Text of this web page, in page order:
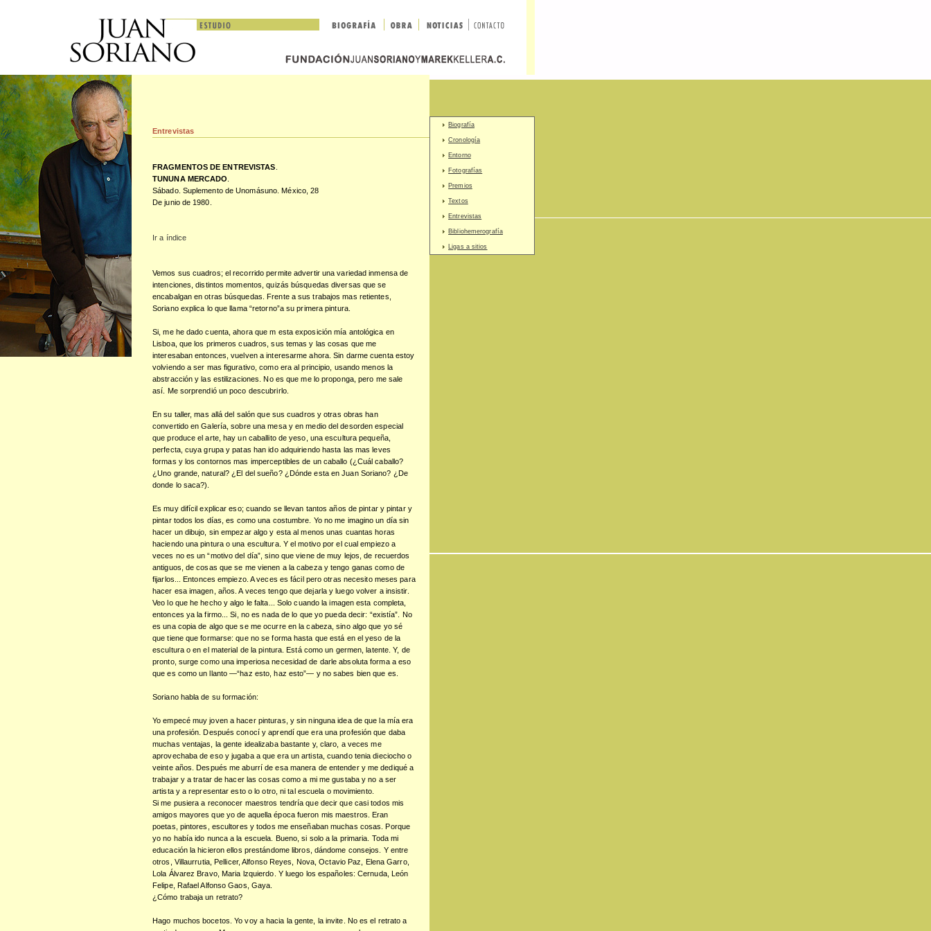
Entrevistas
FRAGMENTOS DE ENTREVISTAS
TUNUNA MERCADO
Sábado. Suplemento de Unomásuno. México, 28
De junio de 1980.
Ir a índice
Vemos sus cuadros; el recorrido permite advertir una variedad inmensa de
intenciones, distintos momentos, quizás búsquedas diversas que se
encabalgan en otras búsquedas. Frente a sus trabajos mas retientes,
Soriano explica lo que llama “retorno”a su primera pintura.
Si, me he dado cuenta, ahora que m esta exposición mía antológica en
Lisboa, que los primeros cuadros, sus temas y las cosas que me
interesaban entonces, vuelven a interesarme ahora. Sin darme cuenta estoy
volviendo a ser mas figurativo, como era al principio, usando menos la
abstracción y las estilizaciones. No es que me lo proponga, pero me sale
así. Me sorprendió un poco descubrirlo.
En su taller, mas allá del salón que sus cuadros y otras obras han
convertido en Galería, sobre una mesa y en medio del desorden especial
que produce el arte, hay un caballito de yeso, una escultura pequeña,
perfecta, cuya grupa y patas han ido adquiriendo hasta las mas leves
formas y los contornos mas imperceptibles de un caballo (¿Cuál caballo?
¿Uno grande, natural? ¿El del sueño? ¿Dónde esta en Juan Soriano? ¿De
donde lo saca?).
Es muy difícil explicar eso; cuando se llevan tantos años de pintar y pintar y
pintar todos los días, es como una costumbre. Yo no me imagino un día sin
hacer un dibujo, sin empezar algo y esta al menos unas cuantas horas
haciendo una pintura o una escultura. Y el motivo por el cual empiezo a
veces no es un “motivo del día”, sino que viene de muy lejos, de recuerdos
antiguos, de cosas que se me vienen a la cabeza y tengo ganas como de
fijarlos... Entonces empiezo. A veces es fácil pero otras necesito meses para
hacer esa imagen, años. A veces tengo que dejarla y luego volver a insistir.
Veo lo que he hecho y algo le falta... Solo cuando la imagen esta completa,
entonces ya la firmo... Si, no es nada de lo que yo pueda decir: “existía”. No
es una copia de algo que se me ocurre en la cabeza, sino algo que yo sé
que tiene que formarse: que no se forma hasta que está en el yeso de la
escultura o en el material de la pintura. Está como un germen, latente. Y, de
pronto, surge como una imperiosa necesidad de darle absoluta forma a eso
que es como un llanto —“haz esto, haz esto”— y no sabes bien que es.
Soriano habla de su formación:
Yo empecé muy joven a hacer pinturas, y sin ninguna idea de que la mía era
una profesión. Después conocí y aprendí que era una profesión que daba
muchas ventajas, la gente idealizaba bastante y, claro, a veces me
aprovechaba de eso y jugaba a que era un artista, cuando tenia dieciocho o
veinte años. Después me aburrí de esa manera de entender y me dediqué a
trabajar y a tratar de hacer las cosas como a mi me gustaba y no a ser
artista y a representar esto o lo otro, ni tal escuela o movimiento.
Si me pusiera a reconocer maestros tendría que decir que casi todos mis
amigos mayores que yo de aquella época fueron mis maestros. Eran
poetas, pintores, escultores y todos me enseñaban muchas cosas. Porque
yo no había ido nunca a la escuela. Bueno, si solo a la primaria. Toda mi
educación la hicieron ellos prestándome libros, dándome consejos. Y entre
otros, Villaurrutia, Pellicer, Alfonso Reyes, Nova, Octavio Paz, Elena Garro,
Lola Álvarez Bravo, Maria lzquierdo. Y luego los españoles: Cernuda, León
Felipe, Rafael Alfonso Gaos, Gaya.
¿Cómo trabaja un retrato?
Hago muchos bocetos. Yo voy a hacia la gente, la invite. No es el retrato a
Biografía
Cronología
Entorno
Fotografías
Premios
Textos
Entrevistas
Bibliohemerografía
Ligas a sitios